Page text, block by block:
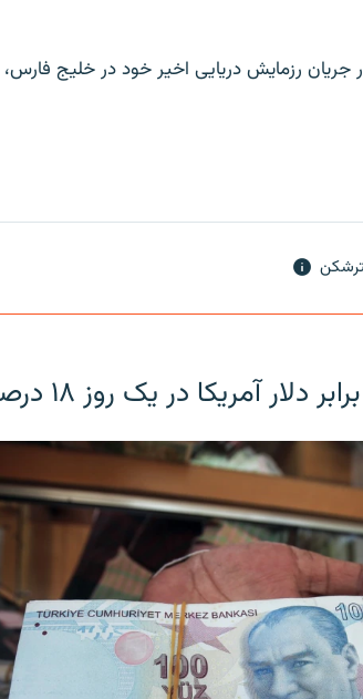
جریان رزمایش دریایی اخیر خود در خلیج
در یک روز ۱۸ درصد سقوط کرد